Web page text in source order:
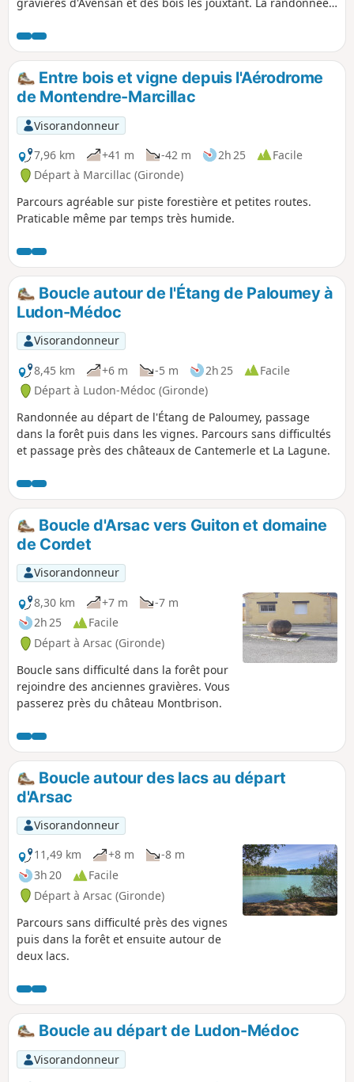
gravières d'Avensan et des bois les jouxtant. La randonnée
une variété de paysages et un grand moment de nature
après avoir traversé de paisibles quartiers d'Arsac. Le point
de départ est à proximité de la belle église Saint-Germain.
Entre bois et vigne depuis l'Aérodrome
de Montendre-Marcillac
Visorandonneur
7,96 km
+41 m -42 m 2h 25
Facile
Départ à Marcillac (Gironde)
Parcours agréable sur piste forestière et petites routes.
Praticable même par temps très humide.
Boucle autour de l'Étang de Paloumey à
Ludon-Médoc
Visorandonneur
8,45 km
+6 m -5 m 2h 25
Facile
Départ à Ludon-Médoc (Gironde)
Randonnée au départ de l'Étang de Paloumey, passage
dans la forêt puis dans les vignes. Parcours sans difficultés
et passage près des châteaux de Cantemerle et La Lagune.
Boucle d'Arsac vers Guiton et domaine
de Cordet
Visorandonneur
8,30 km
+7 m
-7 m
2h 25
Facile
Départ à Arsac (Gironde)
Boucle sans difficulté dans la forêt pour
rejoindre des anciennes gravières. Vous
passerez près du château Montbrison.
Boucle autour des lacs au départ
d'Arsac
Visorandonneur
11,49 km
+8 m
-8 m
3h 20
Facile
Départ à Arsac (Gironde)
Parcours sans difficulté près des vignes
puis dans la forêt et ensuite autour de
deux lacs.
Boucle au départ de Ludon-Médoc
Visorandonneur